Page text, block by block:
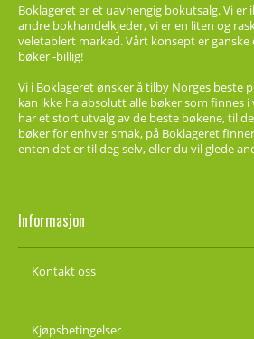
Boklageret er et uavhengig bokutsalg. Vi er
andre bokhandelkjeder, vi er en liten og
veletablert marked. Vårt konsept er ganske
bøker -billig!
Vi i Boklageret ønsker å tilby Norges beste
kan ikke ha absolutt alle bøker som finnes
har et stort utvalg av de beste bøkene, til
bøker for enhver smak, på Boklageret
enten det er til deg selv, eller du vil glede
Informasjon
Kontakt oss
Kjøpsbetingelser